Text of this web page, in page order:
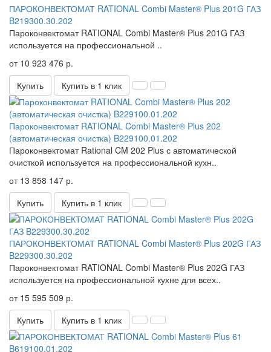
ПАРОКОНВЕКТОМАТ RATIONAL Combi Master® Plus 201G ГАЗ
B219300.30.202
Пароконвектомат RATIONAL Combi Master® Plus 201G ГАЗ
используется на профессиональной ..
от 10 923 476 р.
Купить
Купить в 1 клик
Пароконвектомат RATIONAL Combi Master® Plus 202
(автоматическая очистка) B229100.01.202
Пароконвектомат Rational CM 202 Plus с автоматической
очисткой используется на профессиональной кухн..
от 13 858 147 р.
Купить
Купить в 1 клик
ПАРОКОНВЕКТОМАТ RATIONAL Combi Master® Plus 202G ГАЗ
B229300.30.202
Пароконвектомат RATIONAL Combi Master® Plus 202G ГАЗ
используется на профессиональной кухне для всех..
от 15 595 509 р.
Купить
Купить в 1 клик